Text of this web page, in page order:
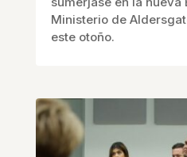
Ministerio de
este otoño.